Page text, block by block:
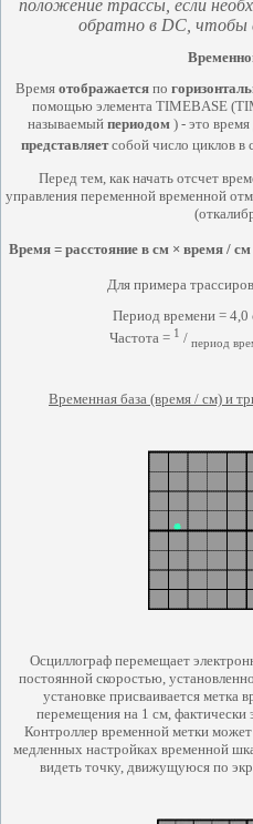
положение трассы, если
обратно в DC, чтобы
Время отображается по
помощью элемента TIMEBASE
называемый периодом ) - это время
представляетсобой число циклов в
Перед тем, как начать отсчет
управления переменной временной
Время = расстояние в см × время / см
Для примера
Период времени =
Частота = 1 / период
Временная база (время / см) и
Осциллограф перемещает
постоянной скоростью,
установке присваивается метка
перемещения на 1 см, фактически
Контроллер временной метки
медленных настройках временной
видеть точку, движущуюся по